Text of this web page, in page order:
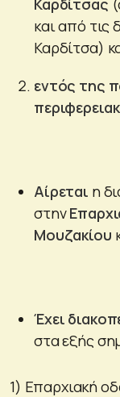
και από τις
Καρδίτσα)
εντός της
Αίρεται η
στην
Μουζακίου
Έχει
στα εξής
1) Επαρχιακή